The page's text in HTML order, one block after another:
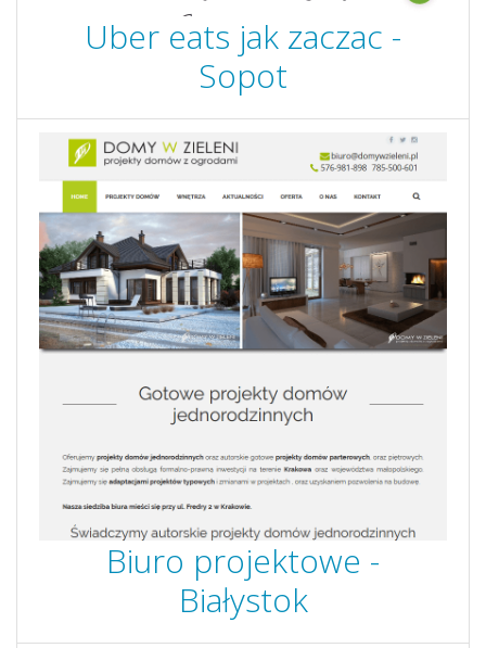
Uber eats jak zaczac -
Sopot
Biuro projektowe -
Białystok